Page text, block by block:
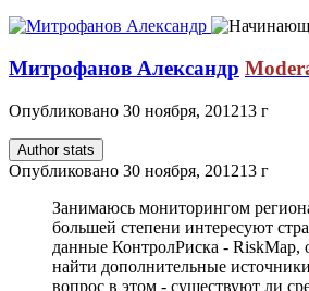
Митрофанов Александр
Опубликовано 30 ноября, 201213 г
Author stats
Опубликовано 30 ноября, 201213 г
Занимаюсь мониторингом
большей степени интересуют
данные КонтролРиска - RiskMap,
найти дополнительные
вопрос в этом - существуют ли